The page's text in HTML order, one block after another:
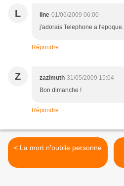
L line 01/06/2009 06:00
j'adorais Telephone a l'epoque.
Répondre
Z zazimuth 31/05/2009 15:04
Bon dimanche !
Répondre
< La mort n'oublie personne